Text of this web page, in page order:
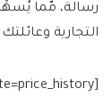
رسالة، مّما
التجارية
[content-egg-block template=price_history]